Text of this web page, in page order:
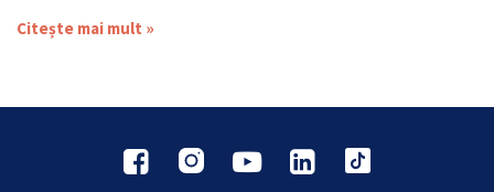
Citește mai mult »